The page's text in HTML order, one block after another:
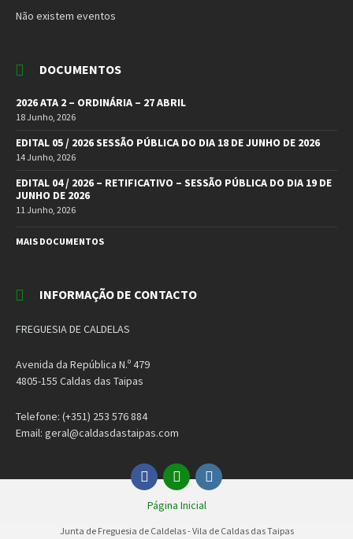
Não existem eventos
DOCUMENTOS
2026 ATA 2 – ORDINÁRIA – 27 ABRIL
18 Junho, 2026
EDITAL 05 / 2026 SESSÃO PÚBLICA DO DIA 18 DE JUNHO DE 2026
14 Junho, 2026
EDITAL 04 / 2026 – RETIFICATIVO – SESSÃO PÚBLICA DO DIA 19 DE
JUNHO DE 2026
11 Junho, 2026
MAIS DOCUMENTOS
INFORMAÇÃO DE CONTACTO
FREGUESIA DE CALDELAS
Avenida da República N.º 479
4805-155 Caldas das Taipas
Telefone: (+351) 253 576 884
Email: geral@caldasdastaipas.com
Facebook
EmailInstagram
Página Inicial
Junta de Freguesia de Caldelas - Vila de Caldas das Taipas